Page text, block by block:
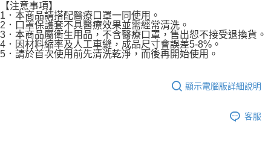
【注意事項】
1．本商品請搭配醫療口罩一同使用。
2．口罩保護套不具醫療效果並需經常清洗。
3．本商品屬衛生用品，不含醫療口罩，售出恕不接受退換貨。
4．因材料縮率及人工車縫，成品尺寸會誤差5-8%。
5．請於首次使用前先清洗乾淨，而後再開始使用。
顯示電腦版詳細說明
客服